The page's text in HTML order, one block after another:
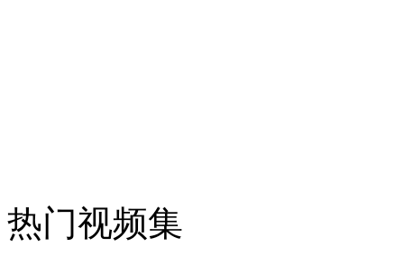
走！跟着总书记去植树
热门视频集